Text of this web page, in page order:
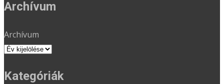
Archívum
Archívum
Kategóriák